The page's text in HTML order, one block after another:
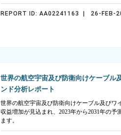
REPORT ID: AA02241163 | 26-FEB-
世界の航空宇宙及び防衛向けケーブル
ンド分析レポート
世界の航空宇宙及び防衛向けケーブル及びワ
収益増加が見込まれ、2023年から2031年の
ます。